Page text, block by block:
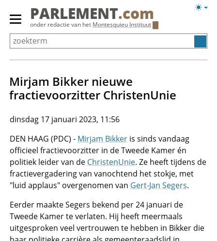
Overslaan
Primair
menu
tonen/verbergen
PARLEMENT.com
onder redactie van het Montesquieu Instituut
Mirjam Bikker nieuwe
fractievoorzitter ChristenUnie
dinsdag 17 januari 2023, 11:56
DEN HAAG (PDC) - Mirjam Bikker is sinds vandaag
officieel fractievoorzitter in de Tweede Kamer én
politiek leider van de ChristenUnie. Ze heeft tijdens de
fractievergadering van vanochtend het stokje, met
"luid applaus" overgenomen van Gert-Jan Segers.
Eerder maakte Segers bekend per 24 januari de
Tweede Kamer te verlaten. Hij heeft meermaals
uitgesproken veel vertrouwen te hebben in Bikker die